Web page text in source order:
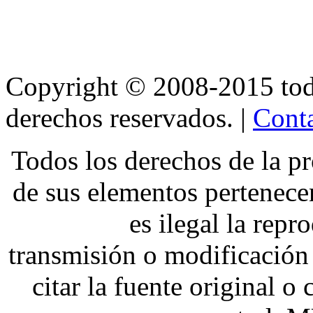
Copyright © 2008-2015
derechos reservados. |
Todos los derechos de la
de sus elementos
es ilegal la
transmisión o
citar la fuente original o